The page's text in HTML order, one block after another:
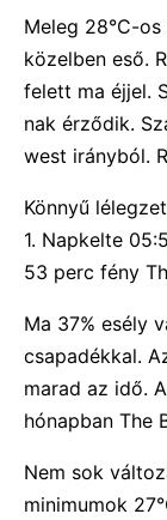
Meleg 28°C-
közelben eső.
felett ma éjjel.
nak érződik.
west irányból.
Könnyű
1. Napkelte
53 perc fény
Ma 37% esély
csapadékkal.
marad az idő.
hónapban The
Nem sok
minimumok